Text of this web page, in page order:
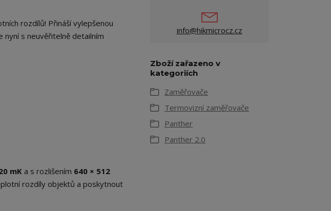
rozdílů! Přináší vylepšenou
s neuvěřitelně detailním
mK a s rozlišením 640 × 512
rozdíly objektů a poskytnout
info@hikmicrocz.cz
Zboží zařazeno v
kategoriích
Zaměřovače
Termovizní zaměřovače
Panther
Panther 2.0